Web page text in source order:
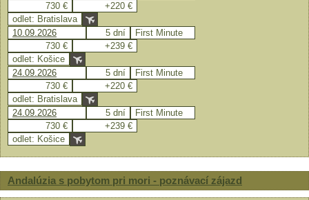
730 €
+220 €
odlet: Bratislava
10.09.2026
5 dní
First Minute
730 €
+239 €
odlet: Košice
24.09.2026
5 dní
First Minute
730 €
+220 €
odlet: Bratislava
24.09.2026
5 dní
First Minute
730 €
+239 €
odlet: Košice
Andalúzia s pobytom pri mori - poznávací zájazd